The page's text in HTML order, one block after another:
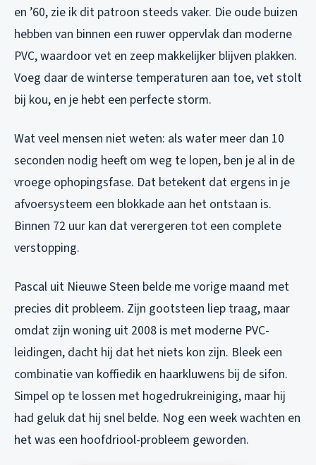
en ’60, zie ik dit patroon steeds vaker. Die oude buizen
hebben van binnen een ruwer oppervlak dan moderne
PVC, waardoor vet en zeep makkelijker blijven plakken.
Voeg daar de winterse temperaturen aan toe, vet stolt
bij kou, en je hebt een perfecte storm.
Wat veel mensen niet weten: als water meer dan 10
seconden nodig heeft om weg te lopen, ben je al in de
vroege ophopingsfase. Dat betekent dat ergens in je
afvoersysteem een blokkade aan het ontstaan is.
Binnen 72 uur kan dat verergeren tot een complete
verstopping.
Pascal uit Nieuwe Steen belde me vorige maand met
precies dit probleem. Zijn gootsteen liep traag, maar
omdat zijn woning uit 2008 is met moderne PVC-
leidingen, dacht hij dat het niets kon zijn. Bleek een
combinatie van koffiedik en haarkluwens bij de sifon.
Simpel op te lossen met hogedrukreiniging, maar hij
had geluk dat hij snel belde. Nog een week wachten en
het was een hoofdriool-probleem geworden.